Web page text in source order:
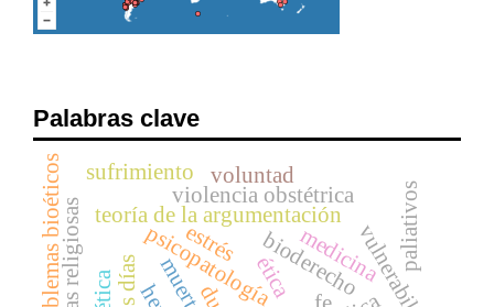
Palabras clave
bioderecho
teoría de la argumentación
psicopatología
violencia obstétrica paliativos
voluntad
sufrimiento
éticamedicina
estrés
problemas bioéticos